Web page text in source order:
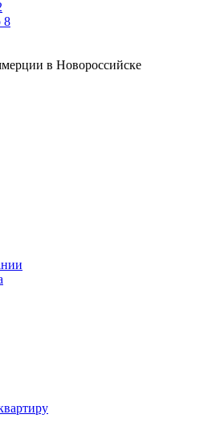
8
в Новороссийске